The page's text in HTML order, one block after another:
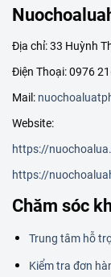
Địa chỉ: 33 Huỳnh
Điện Thoại: 0976
Mail:
Website:
https://
https://
Chăm sóc
Trung tâm hỗ
Kiểm tra đơn